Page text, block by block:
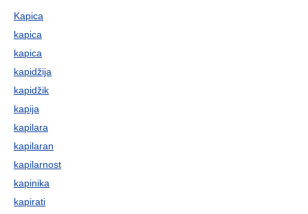
Kapica
kapica
kapica
kapidžija
kapidžik
kapija
kapilara
kapilaran
kapilarnost
kapinika
kapirati